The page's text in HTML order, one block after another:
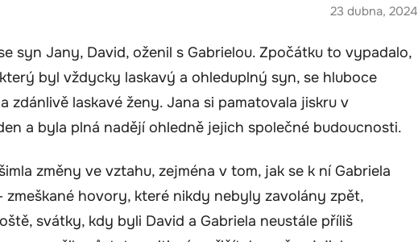
23 dubna, 2024
syn Jany, David, oženil s Gabrielou. Zpočátku to vypadalo,
byl vždycky laskavý a ohleduplný syn, se hluboce
zdánlivě laskavé ženy. Jana si pamatovala jiskru v
a byla plná nadějí ohledně jejich společné budoucnosti.
změny ve vztahu, zejména v tom, jak se k ní Gabriela
zmeškané hovory, které nikdy nebyly zavolány zpět,
svátky, kdy byli David a Gabriela neustále příliš